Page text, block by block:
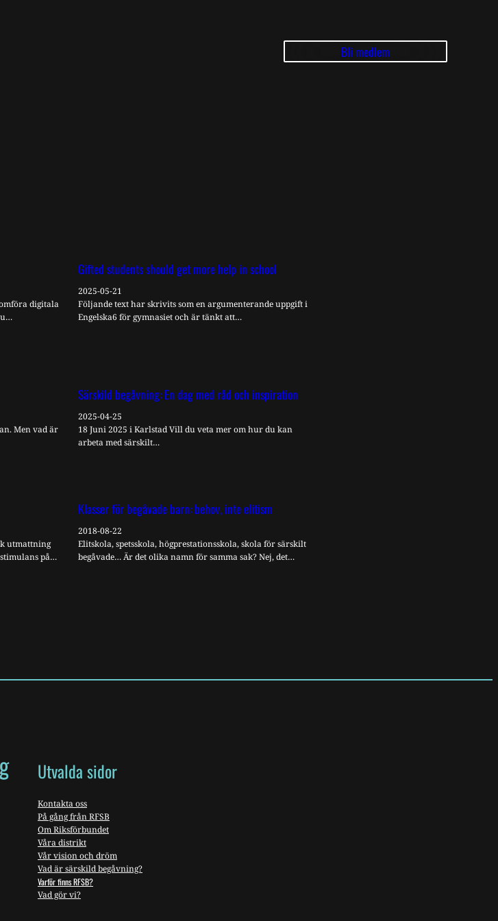
Bli medlem
digitala
Gifted students should get more help in school
2025-05-21
Följande text har skrivits som en argumenterande uppgift i
Engelska6 för gymnasiet och är tänkt att…
Men vad är
Särskild begåvning: En dag med råd och inspiration
2025-04-25
18 Juni 2025 i Karlstad Vill du veta mer om hur du kan
arbeta med särskilt…
utmattning
på…
Klasser för begåvade barn: behov, inte elitism
2018-08-22
Elitskola, spetsskola, högprestationsskola, skola för särskilt
begåvade… Är det olika namn för samma sak? Nej, det…
Utvalda sidor
Kontakta oss
På gång från RFSB
Om Riksförbundet
Våra distrikt
Vår vision och dröm
Vad är särskild begåvning?
Varför finns RFSB?
Vad gör vi?